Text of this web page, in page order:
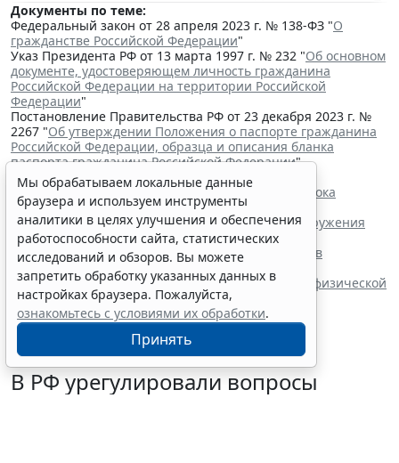
Документы по теме:
Федеральный закон от 28 апреля 2023 г. № 138-ФЗ "О
гражданстве Российской Федерации"
Указ Президента РФ от 13 марта 1997 г. № 232 "Об основном
документе, удостоверяющем личность гражданина
Российской Федерации на территории Российской
Федерации"
Постановление Правительства РФ от 23 декабря 2023 г. №
2267 "Об утверждении Положения о паспорте гражданина
Российской Федерации, образца и описания бланка
паспорта гражданина Российской Федерации"
Читайте также:
Владимир Путин подписал закон о продлении срока
действия "гаражной амнистии"
Минюст России разработал проект о сроке обнаружения
недостатков товара
Правила формирования наблюдательных советов
автономных учреждений обновили
В РФ определены коды агрегатного состояния и физической
формы видов отходов
В РФ урегулировали вопросы
Мы обрабатываем локальные данные
браузера и используем инструменты
аналитики в целях улучшения и обеспечения
работоспособности сайта, статистических
исследований и обзоров. Вы можете
запретить обработку указанных данных в
настройках браузера. Пожалуйста,
ознакомьтесь с условиями их обработки.
Принять